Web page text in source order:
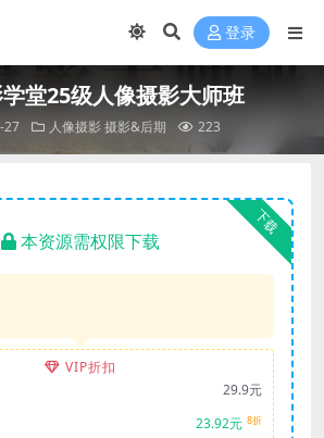
登录
堂25级人像摄影大师班
27 人像摄影 摄影&后期 223
下载
本资源需权限下载
VIP折扣
29.9元
23.92元 8折